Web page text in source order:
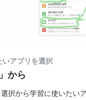
いアプリを選択
から
選択から学習に使いたい